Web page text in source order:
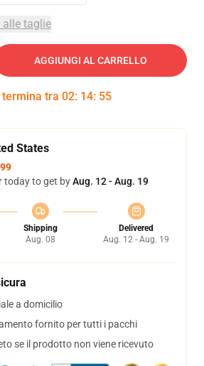
taglie
AGGIUNGI AL CARRELLO
tra 02: 14: 54
States
today to get byAug. 12 - Aug. 19
Shipping
Aug. 08
Delivered
Aug. 12 - Aug. 19
a domicilio
fornito per tutti i pacchi
se il prodotto non viene ricevuto